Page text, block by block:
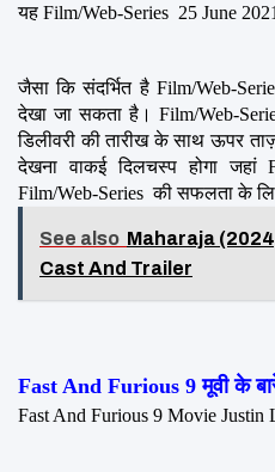
यह Film/Web-Series  25 June
जैसा कि संदर्भित है Film/Web-
देखा जा सकता है। Film/Web-
डिलीवरी की तारीख के साथ ऊपर
देखना वाकई दिलचस्प होगा जहां
Film/Web-Series  की सफलता के
See also Maharaja
Cast And Trailer
Fast And Furious 9 मूवी के
Fast And Furious 9 Movie Justin